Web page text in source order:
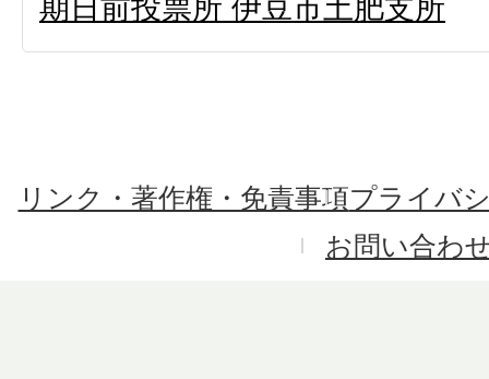
期日前投票所 伊豆市土肥支所
リンク・著作権・免責事項プライバ
お問い合わ